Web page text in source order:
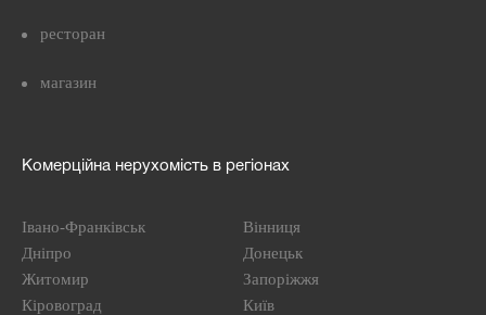
ресторан
магазин
Комерційна нерухомість в регіонах
Івано-Франківськ
Вінниця
Дніпро
Донецьк
Житомир
Запоріжжя
Кіровоград
Київ